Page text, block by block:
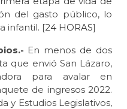
del gasto público, lo
infantil. [24 HORAS]
En menos de dos
que envió San Lázaro,
para avalar en
de ingresos 2022.
y Estudios Legislativos,